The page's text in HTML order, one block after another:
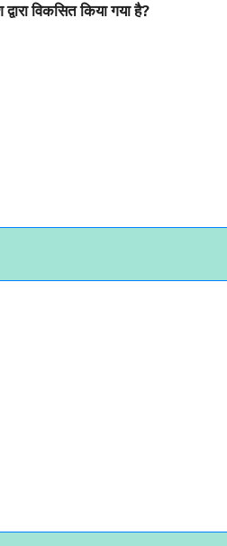
विकसित किया गया है?